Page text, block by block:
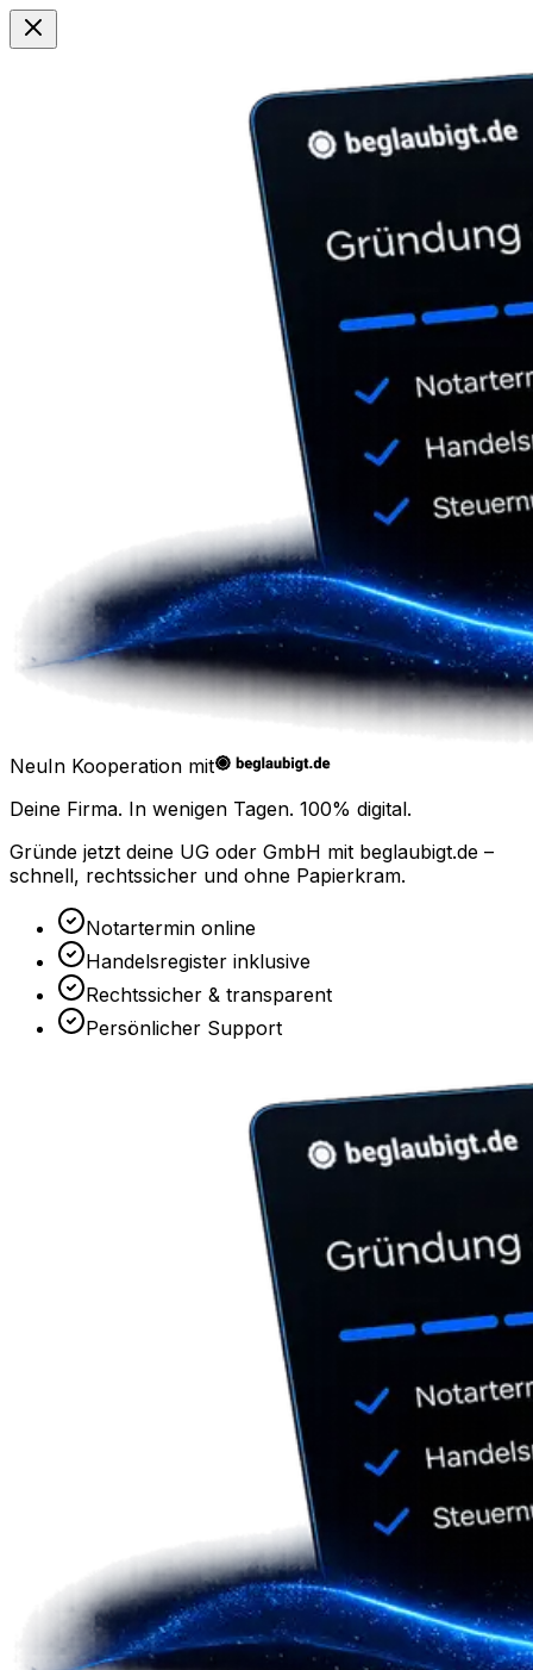
NeuIn Kooperation mit
Deine Firma. In wenigen Tagen. 100% digital.
Gründe jetzt deine UG oder GmbH mit beglaubigt.de –
schnell, rechtssicher und ohne Papierkram.
Notartermin online
Handelsregister inklusive
Rechtssicher & transparent
Persönlicher Support